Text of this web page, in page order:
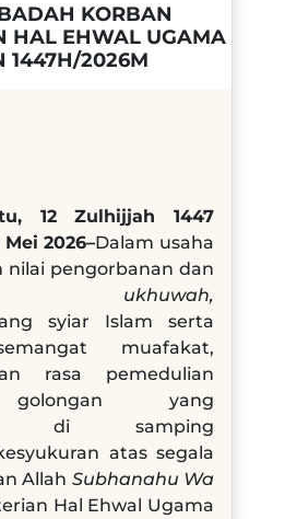
KORBAN
HAL EHWAL UGAMA
1447H/2026M
12 Zulhijjah 1447
2026–Dalam usaha
pengorbanan dan
ukhuwah,
syiar Islam serta
muafakat,
rasa pemedulian
yang
di samping
atas segala
Allah Subhanahu Wa
Hal Ehwal Ugama